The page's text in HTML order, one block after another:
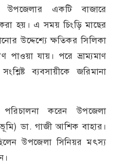
উপজেলার একটি বাজারে
হয়। এ সময় চিংড়ি মাছের
উদ্দেশ্যে ক্ষতিকর সিলিকা
পাওয়া যায়। পরে ভ্রাম্যমাণ
ব্যবসায়ীকে জরিমানা
পরিচালনা করেন উপজেলা
ডা. গাজী আশিক বাহার।
উপজেলা সিনিয়র মৎস্য